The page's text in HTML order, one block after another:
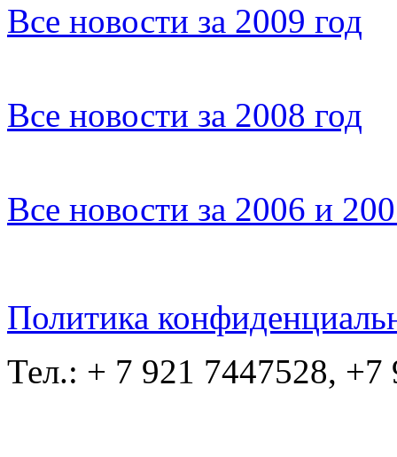
Все новости за 2009 год
Все новости за 2008 год
Все новости за 2006 и
Политика
Тел.: + 7 921 7447528, +7